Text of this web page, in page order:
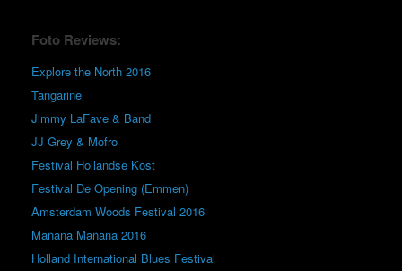
Foto Reviews:
Explore the North 2016
Tangarine
Jimmy LaFave & Band
JJ Grey & Mofro
Festival Hollandse Kost
Festival De Opening (Emmen)
Amsterdam Woods Festival 2016
Mañana Mañana 2016
Holland International Blues Festival